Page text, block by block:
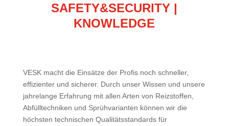
SAFETY&SECURITY |
KNOWLEDGE
VESK macht die Einsätze der Profis noch schneller,
effizienter und sicherer. Durch unser Wissen und unsere
jahrelange Erfahrung mit allen Arten von Reizstoffen,
Abfülltechniken und Sprühvarianten können wir die
höchsten technischen Qualitätsstandards für